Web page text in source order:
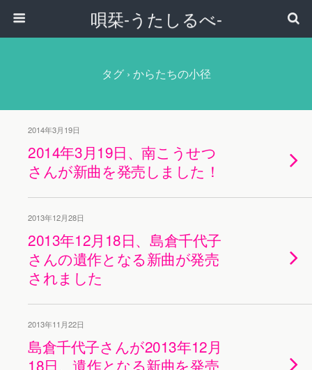
唄栞-うたしるべ-
タグ › からたちの小径
2014年3月19日
2014年3月19日、南こうせつ
さんが新曲を発売しました！
2013年12月28日
2013年12月18日、島倉千代子
さんの遺作となる新曲が発売
されました
2013年11月22日
島倉千代子さんが2013年12月
18日、遺作となる新曲を発売